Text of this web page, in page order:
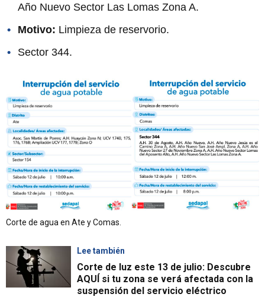
Año Nuevo Sector Las Lomas Zona A.
Motivo: Limpieza de reservorio.
Sector 344.
Corte de agua en Ate y Comas.
Lee también
Corte de luz este 13 de julio: Descubre
AQUÍ si tu zona se verá afectada con la
suspensión del servicio eléctrico